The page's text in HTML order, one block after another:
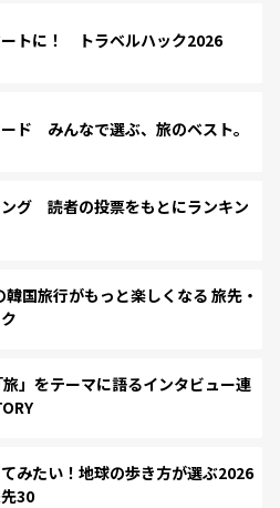
トに！ トラベルハック2026
ド みんなで選ぶ、旅のベスト。
グ 読者の投票をもとにランキン
国旅行がもっと楽しくなる 旅先・
」をテーマに語るインタビュー連
みたい！地球の歩き方が選ぶ2026
30